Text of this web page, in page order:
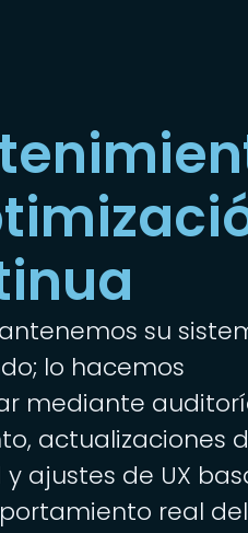
su
lo hacemos
mediante
actualizaciones
ajustes de UX
real del